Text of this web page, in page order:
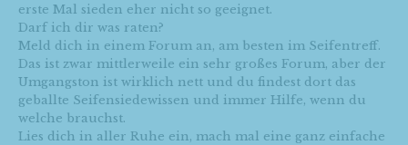
erste Mal sieden eher nicht so geeignet.
Darf ich dir was raten?
Meld dich in einem Forum an, am besten im Seifentreff.
Das ist zwar mittlerweile ein sehr großes Forum, aber der
Umgangston ist wirklich nett und du findest dort das
geballte Seifensiedewissen und immer Hilfe, wenn du
welche brauchst.
Lies dich in aller Ruhe ein, mach mal eine ganz einfache